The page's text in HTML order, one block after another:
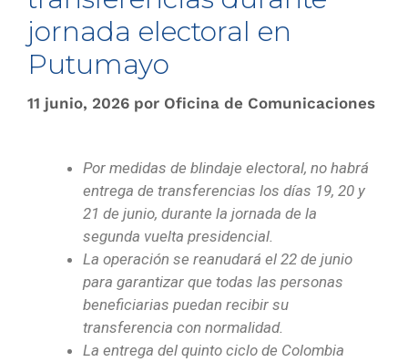
jornada electoral en
Putumayo
11 junio, 2026 por Oficina de Comunicaciones
Por medidas de blindaje electoral, no habrá
entrega de transferencias los días 19, 20 y
21 de junio, durante la jornada de la
segunda vuelta presidencial.
La operación se reanudará el 22 de junio
para garantizar que todas las personas
beneficiarias puedan recibir su
transferencia con normalidad.
La entrega del quinto ciclo de Colombia